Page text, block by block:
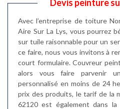
Devis peinture
Avec l’entreprise de toiture
Aire Sur La Lys, vous pourrez
sur tuile raisonnable pour un
ce faire, nous vous invitons à
court formulaire. Couvreur
alors vous faire parvenir
personnalisé en moins de 24
prix des produits, le tarif de la
62120 est également dans